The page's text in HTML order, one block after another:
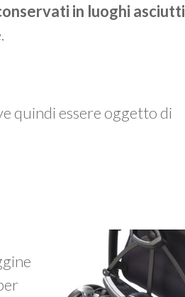
in luoghi asciutti
quindi essere oggetto di